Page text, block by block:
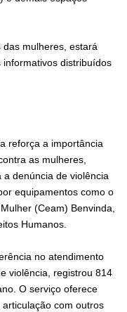
das mulheres, estará
distribuídos
reforça a importância
as mulheres,
denúncia de violência
equipamentos como o
(Ceam) Benvinda,
Humanos.
no atendimento
violência, registrou 814
O serviço oferece
com outros